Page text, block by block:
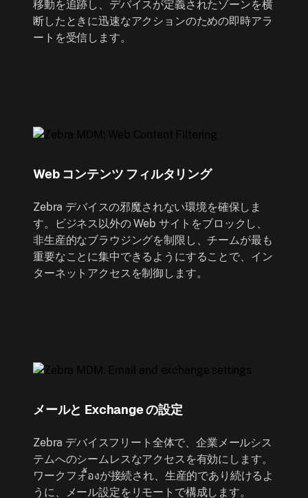
移動を追跡し、デバイスが定義されたゾーンを横
断したときに迅速なアクションのための即時アラ
ートを受信します。
Web コンテンツ フィルタリング
Zebra デバイスの邪魔されない環境を確保しま
す。ビジネス以外の Web サイトをブロックし、
非生産的なブラウジングを制限し、チームが最も
重要なことに集中できるようにすることで、イン
ターネットアクセスを制御します。
メールと Exchange の設定
Zebra デバイスフリート全体で、企業メールシス
テムへのシームレスなアクセスを有効にします。
ワークフォื้องが接続され、生産的であり続けるよ
うに、メール設定をリモートで構成します。